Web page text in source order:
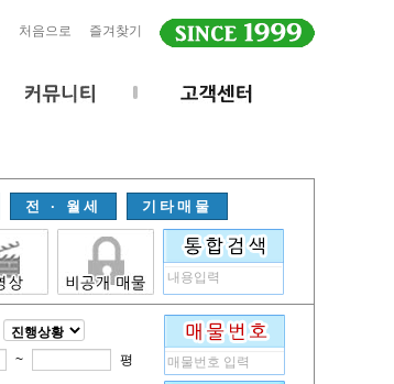
처음으로 즐겨찾기
전 · 월세 기타매물
~ 평